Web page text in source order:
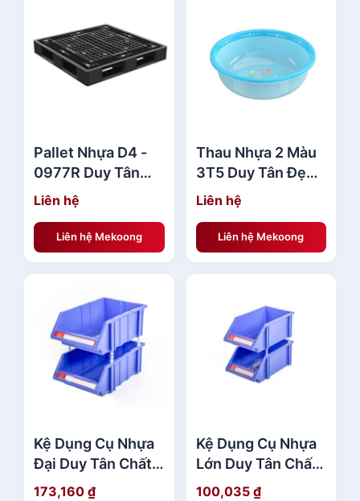
Pallet Nhựa D4 -
0977R Duy Tân
Giá Rẻ
Liên hệ
Liên hệ Mekoong
Thau Nhựa 2 Màu
3T5 Duy Tân Đẹp
Giá Rẻ
Liên hệ
Liên hệ Mekoong
Kệ Dụng Cụ Nhựa
Đại Duy Tân Chất
Lượng
173,160 ₫
Kệ Dụng Cụ Nhựa
Lớn Duy Tân Chất
Lượng
100,035 ₫